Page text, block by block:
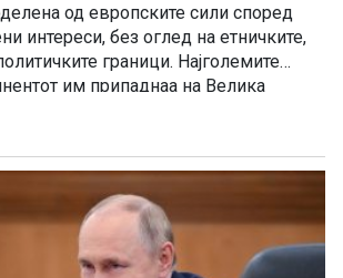
од европските сили според
интереси, без оглед на етничките,
граници. Најголемите
им припаднаа на Велика
и Белгија